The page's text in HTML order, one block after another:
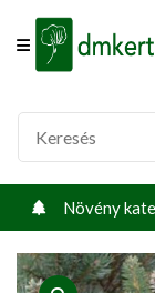
Offcanvas Menu
Növény